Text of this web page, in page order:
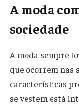
A moda
sociedade
A moda sempre
que ocorrem nas
características
se vestem está